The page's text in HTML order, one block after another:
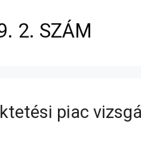
2. SZÁM
piac